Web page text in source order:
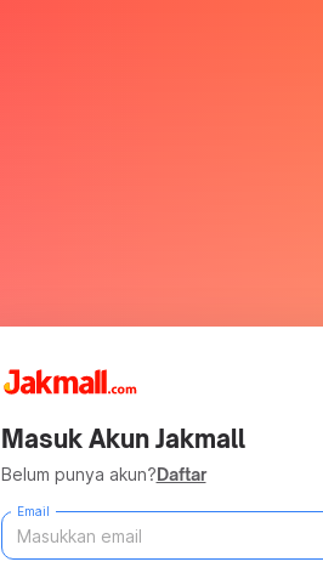
Masuk Akun Jakmall
Belum punya akun?Daftar
Email